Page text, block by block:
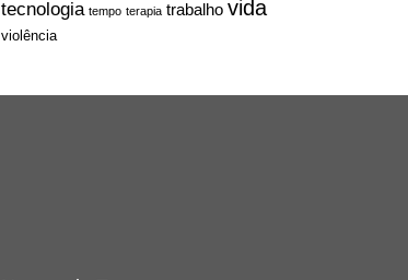
tecnologia tempo terapia trabalho vida
violência